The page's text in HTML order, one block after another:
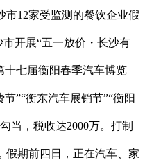
市12家受监测的餐饮企业假
开展“五一放价・长沙有
十七届衡阳春季汽车博览
”“衡东汽车展销节”“衡阳
当，税收达2000万。打制
假期前四日，正在汽车、家